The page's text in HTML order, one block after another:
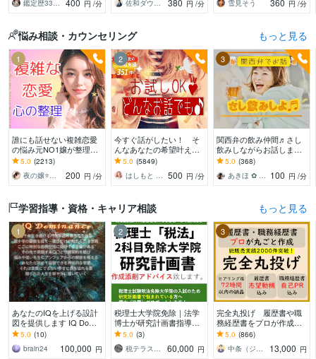
円 /分
持ち等◎祈願付き
円 /分 雪見そう 円 /分
悩み相談・カウンセリング もっと見る
1
誰にも話せない複雑恋愛
の悩み元NO1嬢が整理し
ます 夜職女性への恋・夜
職恋愛・不倫・片思い・
年の差・遠距離・失恋
5.0 (2213)
夜の嬢⭐月島みと｜複雑恋愛カウンセラー
200 円 /分
2
今すぐ話がしたい！ そ
んなあなたの希望叶えま
す 今日あったことから深
刻な悩みまで☆何でも打
ち明けてください。
5.0 (5849)
はしもと ゆっこ♡救急こころの相談室 500 円 /分
3
関西弁の飲み仲間♬さし
飲みしながらお話します
何となく話したい✨酔っ
た時のいい気分のまま⭐︎お
話しましょう
5.0 (368)
あきほ ✿ 元気を届ける関西女子✨ 100 円 /分
学習指導・資格・キャリア相談 もっと見る
1
あなたのIQを上げる設計
図を提供します IQ Domin
ance 圧倒的なアップグレ
ードで人生変革
5.0 (10)
brain24
100,000 円
2
税理士大学院免除｜法学
博士が研究計画書指導し
ます 初心者OK！会計事
務所経験不要でも合格へ
導く添削指
5.0 (3)
税テラス＠研究計画書修士論文添削のプロ
60,000 円
3
完全丸投げ 履歴書や職
務経歴書をプロが作成し
ます ゼロから作成代行/ポ
イント解説付 総販売実
績2000件突破
5.0 (866)
中条（ジョインキャリアオフィス）
13,000 円